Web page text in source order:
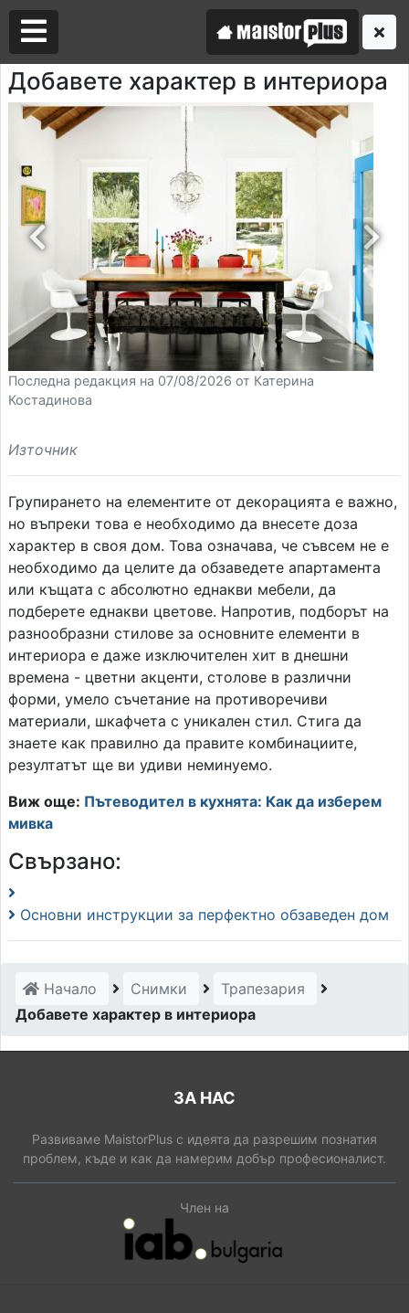
Добавете характер в интериора
Последна редакция на 07/08/2026 от Катерина
Костадинова
Източник
Групирането на елементите от декорацията е важно,
но въпреки това е необходимо да внесете доза
характер в своя дом. Това означава, че съвсем не е
необходимо да целите да обзаведете апартамента
или къщата с абсолютно еднакви мебели, да
подберете еднакви цветове. Напротив, подборът на
разнообразни стилове за основните елементи в
интериора е даже изключителен хит в днешни
времена - цветни акценти, столове в различни
форми, умело съчетание на противоречиви
материали, шкафчета с уникален стил. Стига да
знаете как правилно да правите комбинациите,
резултатът ще ви удиви неминуемо.
Виж още: Пътеводител в кухнята: Как да изберем
мивка
Свързано:
Основни инструкции за перфектно обзаведен дом
Начало Снимки
Трапезария
Добавете характер в интериора
ЗА НАС
Развиваме MaistorPlus с идеята да разрешим познатия
проблем, къде и как да намерим добър професионалист.
Член на
Аз съм майстор
Търся майстор